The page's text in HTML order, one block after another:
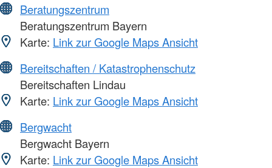
Beratungszentrum
Beratungszentrum Bayern
Karte: Link zur Google Maps Ansicht
Bereitschaften / Katastrophenschutz
Bereitschaften Lindau
Karte: Link zur Google Maps Ansicht
Bergwacht
Bergwacht Bayern
Karte: Link zur Google Maps Ansicht